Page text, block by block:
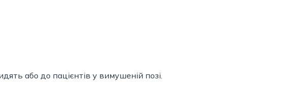
або до пацієнтів у вимушеній позі.